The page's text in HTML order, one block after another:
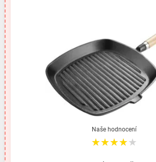
Naše hodnocení
★★★★★